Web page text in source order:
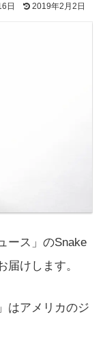
日 2019年2月2日
ース」のSnake
けします。
はアメリカのジ